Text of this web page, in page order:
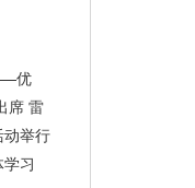
优
席 雷
举行
习